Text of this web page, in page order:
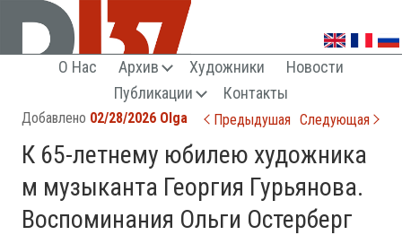
КЛУБ ЦЕНИТЕЛЕЙ ВНЕАКТУАЛЬНОГО ИСКУССТВА
О Нас Архив Художники
Новости
Публикации
Контакты
Post navigation
Предыдушая Следующая
К 65-летнему юбилею художника
м музыканта Георгия Гурьянова.
Воспоминания Ольги Остерберг
Добавлено 02/28/2026 Olga